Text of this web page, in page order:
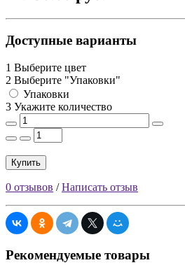
Доступные варианты
1 Выберите цвет
2 Выберите "Упаковки"
Упаковки
3 Укажите количество
Купить
0 отзывов /Написать отзыв
Рекомендуемые товары